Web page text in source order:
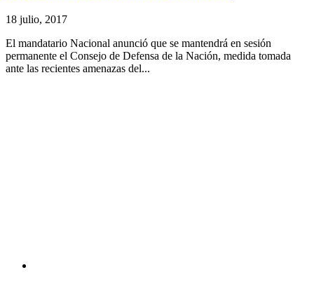
18 julio, 2017
El mandatario Nacional anunció que se mantendrá en sesión
permanente el Consejo de Defensa de la Nación, medida tomada
ante las recientes amenazas del...